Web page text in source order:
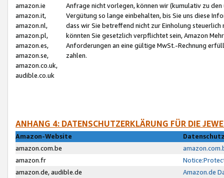
amazon.ie
amazon.it,
amazon.nl,
amazon.pl,
amazon.es,
amazon.se,
amazon.co.uk,
audible.co.uk
Anfrage nicht vorlegen, können wir (kumulativ zu
Vergütung so lange einbehalten, bis Sie uns diese
dass wir Sie betreffend nicht zur Einholung
könnten Sie gesetzlich verpflichtet sein, Amazon
Anforderungen an eine gültige MwSt.-Rechnung
zahlen.
ANHANG 4: DATENSCHUTZERKLÄRUNG FÜR DIE
Amazon-Website
amazon.com.be
amazon.fr
amazon.de, audible.de
Amazon.de